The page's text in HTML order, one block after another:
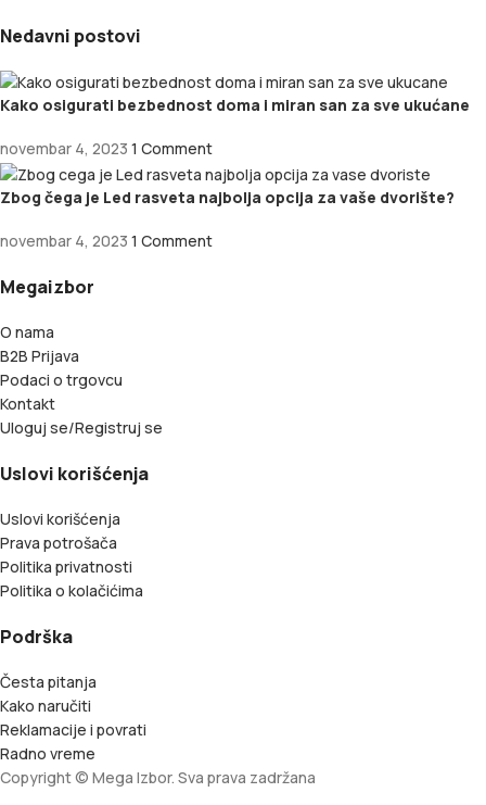
Nedavni postovi
Kako osigurati bezbednost doma i miran san za sve ukućane
novembar 4, 2023 1 Comment
Zbog čega je Led rasveta najbolja opcija za vaše dvorište?
novembar 4, 2023 1 Comment
Megaizbor
O nama
B2B Prijava
Podaci o trgovcu
Kontakt
Uloguj se/Registruj se
Uslovi korišćenja
Uslovi korišćenja
Prava potrošača
Politika privatnosti
Politika o kolačićima
Podrška
Česta pitanja
Kako naručiti
Reklamacije i povrati
Radno vreme
Copyright © Mega Izbor. Sva prava zadržana